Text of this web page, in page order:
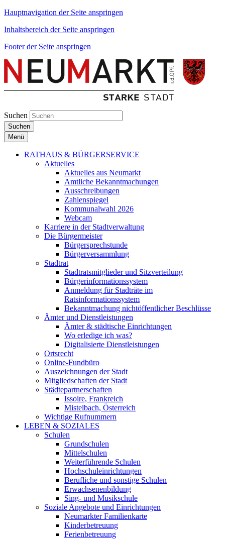
Hauptnavigation der Seite anspringen
Inhaltsbereich der Seite anspringen
Footer der Seite anspringen
Suchen
Suchen
Menü
RATHAUS & BÜRGERSERVICE
Aktuelles
Aktuelles aus Neumarkt
Amtliche Bekanntmachungen
Ausschreibungen
Zahlenspiegel
Kommunalwahl 2026
Webcam
Karriere in der Stadtverwaltung
Die Bürgermeister
Bürgersprechstunde
Bürgerversammlung
Stadtrat
Stadtratsmitglieder und Sitzverteilung
Bürgerinformationssystem
Anmeldung für Stadträte im
Ratsinformationssystem
Bekanntmachung nichtöffentlicher Beschlüsse
Ämter und Dienstleistungen
Ämter & städtische Einrichtungen
Wo erledige ich was?
Digitalisierte Dienstleistungen
Ortsrecht
Online-Fundbüro
Auszeichnungen der Stadt
Mitgliedschaften der Stadt
Städtepartnerschaften
Issoire, Frankreich
Mistelbach, Österreich
Wichtige Rufnummern
LEBEN & SOZIALES
Schulen
Grundschulen
Mittelschulen
Weiterführende Schulen
Hochschuleinrichtungen
Berufliche und sonstige Schulen
Erwachsenenbildung
Sing- und Musikschule
Soziale Angebote und Einrichtungen
Neumarkter Familienkarte
Kinderbetreuung
Ferienbetreuung